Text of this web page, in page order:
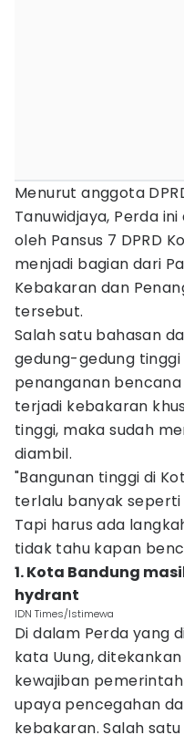
Menurut anggota
Tanuwidjaya, Perda
oleh Pansus 7 DPRD
menjadi bagian dari
Kebakaran dan
tersebut.
Salah satu bahasan
gedung-gedung
penanganan
terjadi kebakaran
tinggi, maka sudah
diambil.
"Bangunan tinggi di
terlalu banyak
Tapi harus ada
tidak tahu kapan
1. Kota Bandung
hydrant
IDN Times/Istimewa
Di dalam Perda yang
kata Uung,
kewajiban
upaya pencegahan
kebakaran. Salah